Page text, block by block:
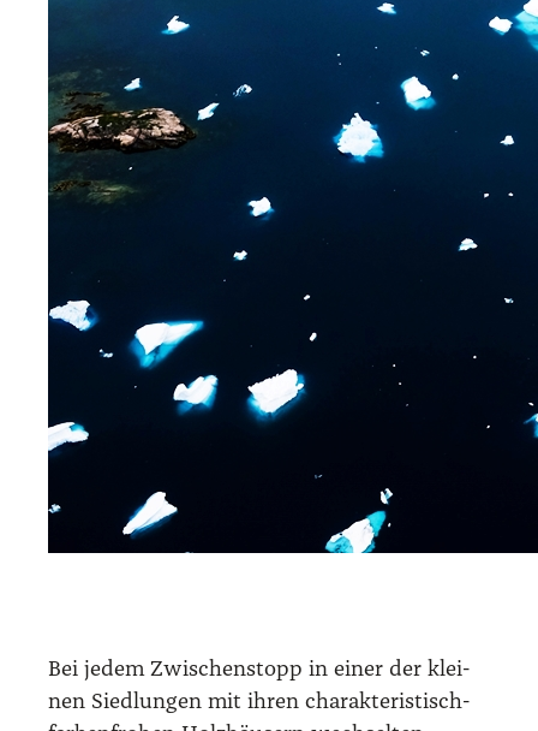
Bei jedem Zwi­schen­stopp in einer der klei­
nen Sied­lun­gen mit ihren cha­rak­te­ris­tisch-